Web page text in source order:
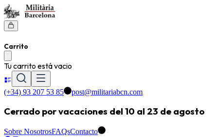
Carrito
Tu carrito está vacio
(+34) 93 207 53 85 post@militariabcn.com
Cerrado por vacaciones del 10 al 23 de agosto
Sobre NosotrosFAQsContacto